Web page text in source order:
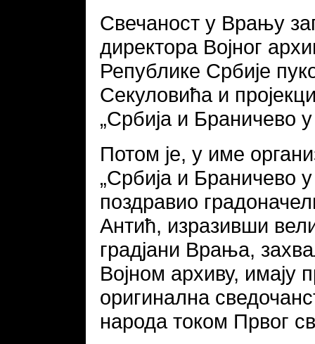
Свечаност у Врању
директора Војног
Републике Србије
Секуловића и
„Србија и Браничево
Потом је, у име
„Србија и Браничево
поздравио
Антић, изразивши
градјани Врања,
Војном архиву, имају
оригинална
народа током Првог